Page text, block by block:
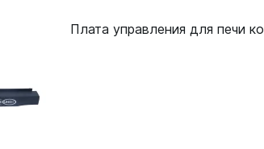
Плата управления для печи